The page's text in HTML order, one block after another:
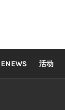
ENEWS 活动